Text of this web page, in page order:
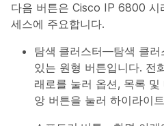
다음 버튼은 Cisco IP 6800 시
세스에 주요합니다.
탐색 클러스터—탐색 클러
있는 원형 버튼입니다. 전
래로를 눌러 옵션, 목록
앙 버튼을 눌러 하이라이